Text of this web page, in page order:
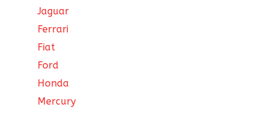
Jaguar
Ferrari
Fiat
Ford
Honda
Mercury